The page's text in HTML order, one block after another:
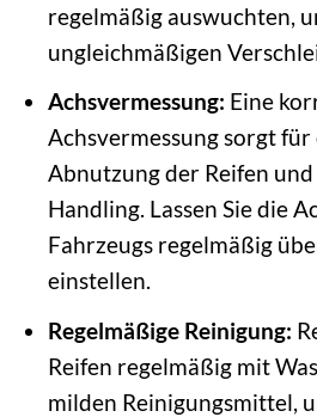
regelmäßig auswuchten,
ungleichmäßigen
Achsvermessung: Eine
Achsvermessung sorgt
Abnutzung der Reifen und
Handling. Lassen Sie die
Fahrzeugs regelmäßig
einstellen.
Regelmäßige Reinigung:
Reifen regelmäßig mit
milden Reinigungsmittel,